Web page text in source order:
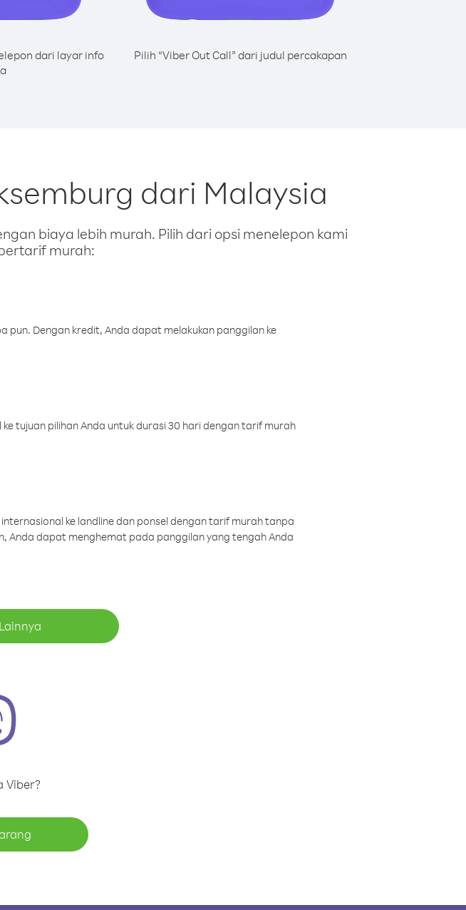
dari layar info
Pilih “Viber Out Call” dari judul percakapan
dari Malaysia
biaya lebih murah. Pilih dari opsi menelepon kami
murah:
pun. Dengan kredit, Anda dapat melakukan panggilan ke
tujuan pilihan Anda untuk durasi 30 hari dengan tarif murah
ke landline dan ponsel dengan tarif murah tanpa
Anda dapat menghemat pada panggilan yang tengah Anda
Viber?